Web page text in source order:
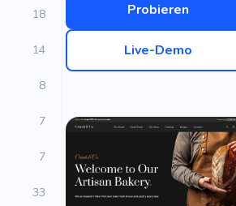
18
14
8
7
7
33
Probieren
Live-Demo